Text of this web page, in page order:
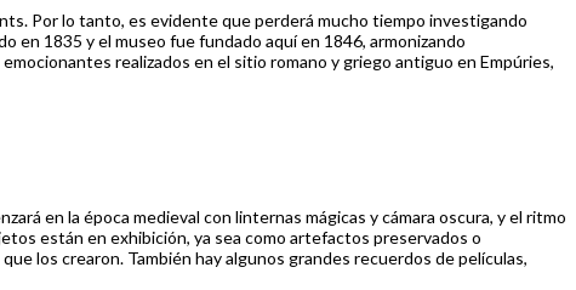
Por lo tanto, es evidente que perderá mucho tiempo investigando
en 1835 y el museo fue fundado aquí en 1846, armonizando
realizados en el sitio romano y griego antiguo en Empúries,
en la época medieval con linternas mágicas y cámara oscura, y el ritmo
están en exhibición, ya sea como artefactos preservados o
los crearon. También hay algunos grandes recuerdos de películas,